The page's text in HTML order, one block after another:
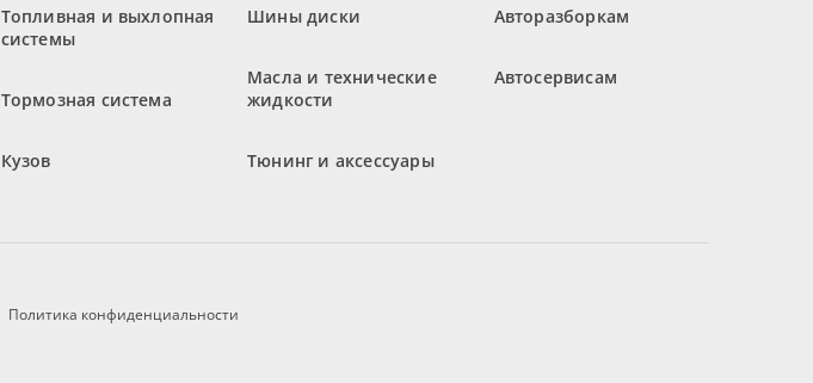
Топливная и выхлопная
системы
Тормозная система
Кузов
Шины диски
Масла и технические
жидкости
Тюнинг и аксессуары
Авторазборкам
Автосервисам
Политика конфиденциальности